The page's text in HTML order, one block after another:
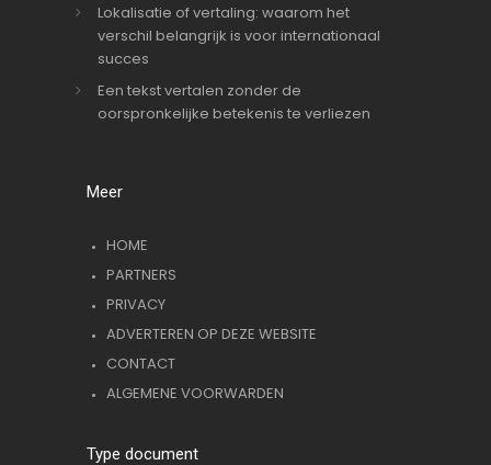
Lokalisatie of vertaling: waarom het
verschil belangrijk is voor internationaal
succes
Een tekst vertalen zonder de
oorspronkelijke betekenis te verliezen
Meer
HOME
PARTNERS
PRIVACY
ADVERTEREN OP DEZE WEBSITE
CONTACT
ALGEMENE VOORWARDEN
Type document